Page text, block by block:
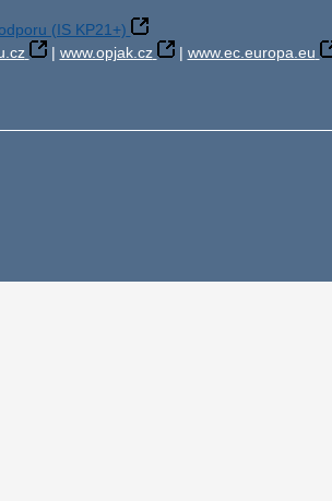
(IS KP21+)
| www.opjak.cz | www.ec.europa.eu